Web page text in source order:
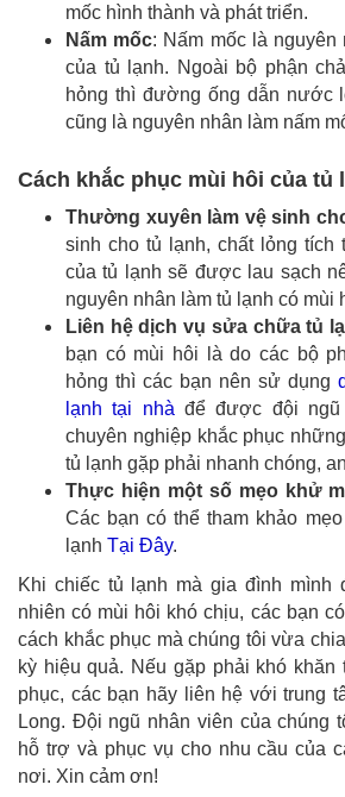
mốc hình thành và phát triển.
Nấm mốc: Nấm mốc là nguyên
của tủ lạnh. Ngoài bộ phận
hỏng thì đường ống dẫn nước
cũng là nguyên nhân làm nấm
Cách khắc phục mùi hôi của tủ
Thường xuyên làm vệ sinh
sinh cho tủ lạnh, chất lỏng tích
của tủ lạnh sẽ được lau sạch
nguyên nhân làm tủ lạnh có mùi
Liên hệ dịch vụ sửa chữa tủ
bạn có mùi hôi là do các bộ
hỏng thì các bạn nên sử dụng
lạnh tại nhà để được đội ngũ
chuyên nghiệp khắc phục
tủ lạnh gặp phải nhanh chóng,
Thực hiện một số mẹo khử
Các bạn có thể tham khảo
lạnh Tại Đây.
Khi chiếc tủ lạnh mà gia đình mình
nhiên có mùi hôi khó chịu, các bạn
cách khắc phục mà chúng tôi vừa
kỳ hiệu quả. Nếu gặp phải khó khăn
phục, các bạn hãy liên hệ với trung
Long. Đội ngũ nhân viên của chúng
hỗ trợ và phục vụ cho nhu cầu của
nơi. Xin cảm ơn!